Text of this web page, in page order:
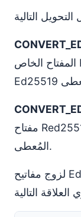
المفتاح الخاص Red25519 المقابل للمفتاح الخاص
مفتاح Red25519 العام المقابل لمفتاح Ed25519 العام
المُعطى.
لزوج مفاتيح Ed25519 معطى (privkey, pubkey)